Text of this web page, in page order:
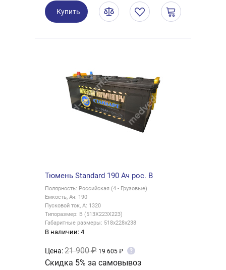
Купить
Тюмень Standard 190 Ач рос. B
Полярность: Российская (4 - Грузовые)
Емкость, Ач: 190
Пусковой ток, А: 1320
Типоразмер: B (513X223X223)
Габаритные размеры: 518x228x238
В наличии: 4
Цена:21 900 ₽ 19 605 ₽ ?
Скидка 5% за самовывоз